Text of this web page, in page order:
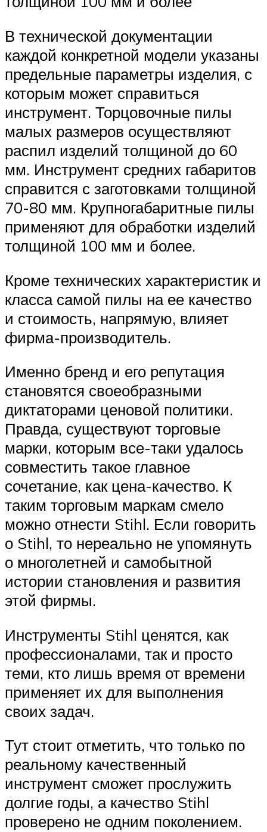
В технической документации
каждой конкретной модели указаны
предельные параметры изделия, с
которым может справиться
инструмент. Торцовочные пилы
малых размеров осуществляют
распил изделий толщиной до 60
мм. Инструмент средних габаритов
справится с заготовками толщиной
70-80 мм. Крупногабаритные пилы
применяют для обработки изделий
толщиной 100 мм и более.
Кроме технических характеристик и
класса самой пилы на ее качество
и стоимость, напрямую, влияет
фирма-производитель.
Именно бренд и его репутация
становятся своеобразными
диктаторами ценовой политики.
Правда, существуют торговые
марки, которым все-таки удалось
совместить такое главное
сочетание, как цена-качество. К
таким торговым маркам смело
можно отнести Stihl. Если говорить
о Stihl, то нереально не упомянуть
о многолетней и самобытной
истории становления и развития
этой фирмы.
Инструменты Stihl ценятся, как
профессионалами, так и просто
теми, кто лишь время от времени
применяет их для выполнения
своих задач.
Тут стоит отметить, что только по
реальному качественный
инструмент сможет прослужить
долгие годы, а качество Stihl
проверено не одним поколением.